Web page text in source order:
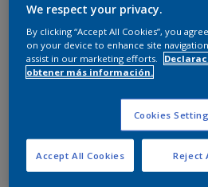
SN.01.85
Tamaño
14 L
Cantidad Calculadora
We respect your privacy.
By clicking “Accept All Cookies”, you
on your device to enhance site
assist in our marketing efforts.
obtener más información.
Cookies
Reject
Accept All Cookies